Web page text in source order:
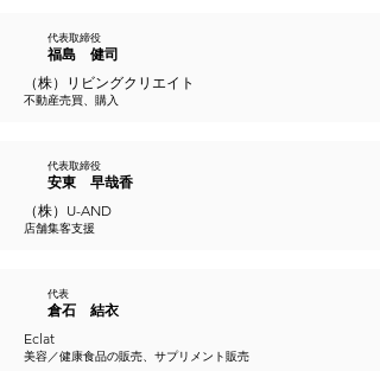
代表取締役
福島 健司
（株）リビングクリエイト
不動産売買、購入
代表取締役
安東 早哉​香
（株）U-AND
店舗集客支援
代表
倉石 結衣
Eclat
美容／健康食品の販売、サプリメント販売